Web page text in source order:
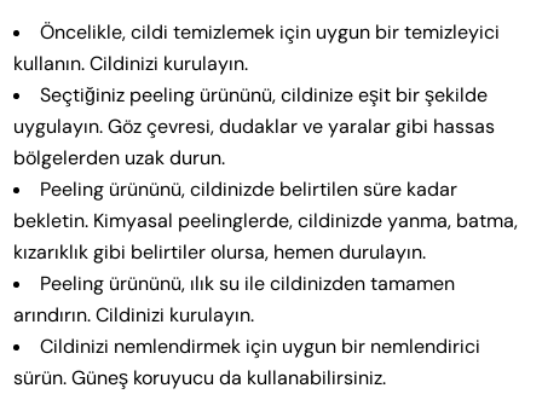
Öncelikle, cildi temizlemek için uygun bir temizleyici
kullanın. Cildinizi kurulayın.
Seçtiğiniz peeling ürününü, cildinize eşit bir şekilde
uygulayın. Göz çevresi, dudaklar ve yaralar gibi hassas
bölgelerden uzak durun.
Peeling ürününü, cildinizde belirtilen süre kadar
bekletin. Kimyasal peelinglerde, cildinizde yanma, batma,
kızarıklık gibi belirtiler olursa, hemen durulayın.
Peeling ürününü, ılık su ile cildinizden tamamen
arındırın. Cildinizi kurulayın.
Cildinizi nemlendirmek için uygun bir nemlendirici
sürün. Güneş koruyucu da kullanabilirsiniz.